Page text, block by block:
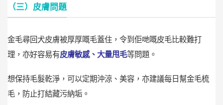
（三）皮膚問題
金毛尋回犬皮膚被厚厚嘅毛蓋住，令到佢哋嘅皮毛比較難打
理，亦好容易有皮膚敏感、大量甩毛等問題。
想保持毛髮乾淨，可以定期沖涼、美容，亦建議每日幫金毛梳
毛，防止打結藏污納垢。